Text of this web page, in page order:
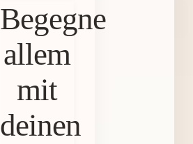
Begegne
allem
mit
deinen